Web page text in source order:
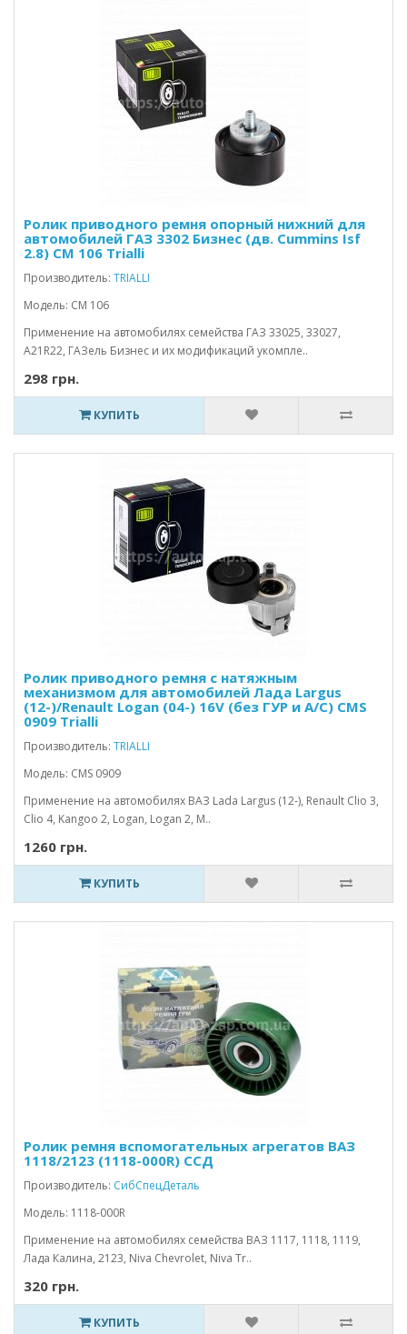
Ролик приводного ремня опорный нижний для
автомобилей ГАЗ 3302 Бизнес (дв. Cummins Isf
2.8) CM 106 Trialli
Производитель: TRIALLI
Модель: CM 106
Применение на автомобилях семейства ГАЗ 33025, 33027,
А21R22, ГАЗель Бизнес и их модификаций укомпле..
298 грн.
КУПИТЬ
Ролик приводного ремня с натяжным
механизмом для автомобилей Лада Largus
(12-)/Renault Logan (04-) 16V (без ГУР и A/C) CMS
0909 Trialli
Производитель: TRIALLI
Модель: CMS 0909
Применение на автомобилях ВАЗ Lada Largus (12-), Renault Clio 3,
Clio 4, Kangoo 2, Logan, Logan 2, M..
1260 грн.
КУПИТЬ
Ролик ремня вспомогательных агрегатов ВАЗ
1118/2123 (1118-000R) ССД
Производитель: СибСпецДеталь
Модель: 1118-000R
Применение на автомобилях семейства ВАЗ 1117, 1118, 1119,
Лада Калина, 2123, Niva Chevrolet, Niva Tr..
320 грн.
КУПИТЬ